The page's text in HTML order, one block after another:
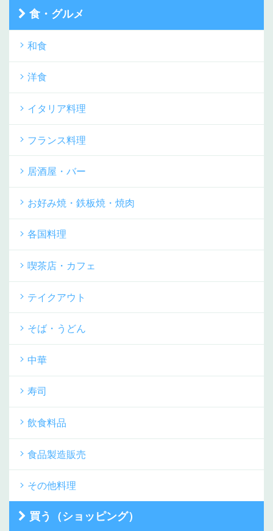
食・グルメ
和食
洋食
イタリア料理
フランス料理
居酒屋・バー
お好み焼・鉄板焼・焼肉
各国料理
喫茶店・カフェ
テイクアウト
そば・うどん
中華
寿司
飲食料品
食品製造販売
その他料理
買う（ショッピング）